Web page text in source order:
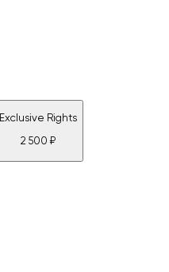
Exclusive Rights
2 500 ₽